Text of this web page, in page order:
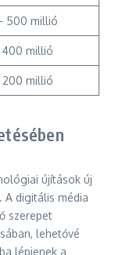
500 millió
millió
millió
újítások új
A digitális média
szerepet
lehetővé
lépjenek a